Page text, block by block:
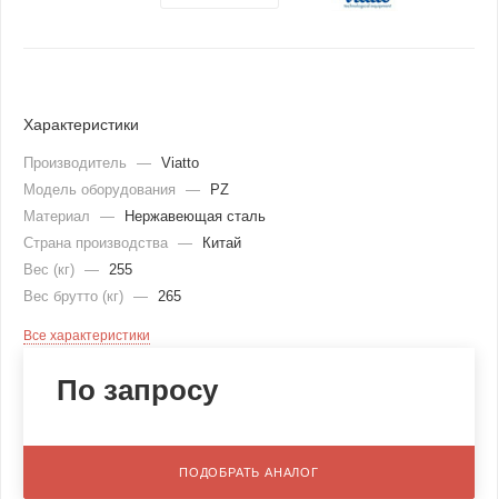
Характеристики
Производитель — Viatto
Модель оборудования
—
PZ
Материал
—
Нержавеющая сталь
Страна производства —
Китай
Вес (кг) — 255
Вес брутто (кг) — 265
Все характеристики
По запросу
ПОДОБРАТЬ АНАЛОГ